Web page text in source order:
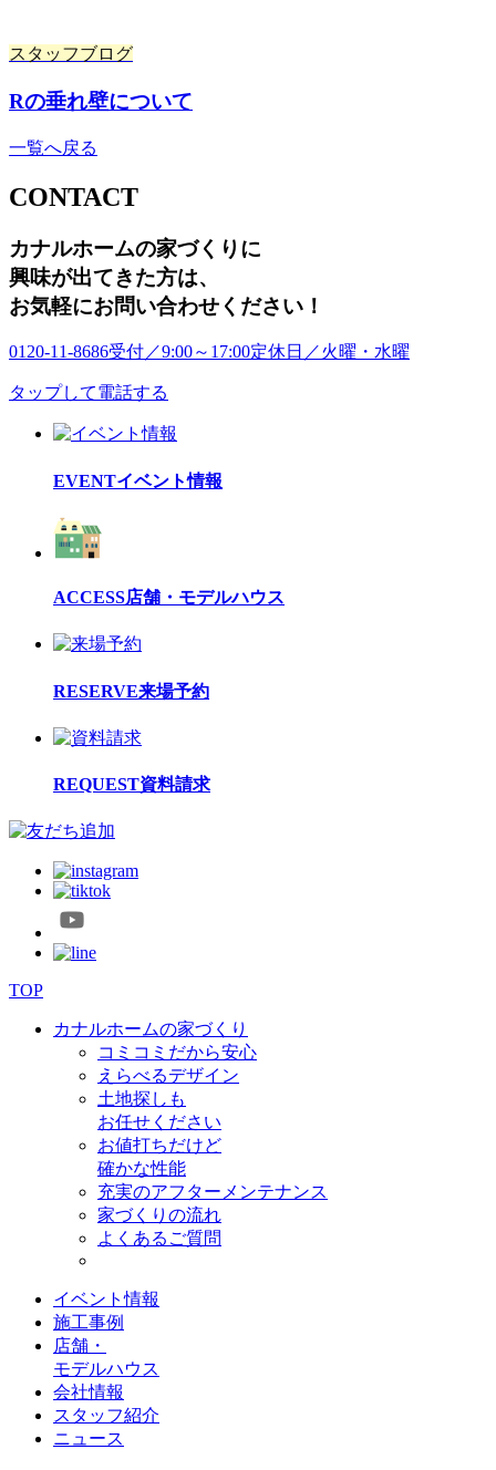
スタッフブログ
Rの垂れ壁について
一覧へ戻る
CONTACT
カナルホームの家づくりに
興味が出てきた方は、
お気軽にお問い合わせください！
0120-11-8686受付／9:00～17:00定休日／火曜・水曜
タップして電話する
EVENTイベント情報
ACCESS店舗・モデルハウス
RESERVE来場予約
REQUEST資料請求
TOP
カナルホームの家づくり
コミコミだから安心
えらべるデザイン
土地探しも
お任せください
お値打ちだけど
確かな性能
充実のアフターメンテナンス
家づくりの流れ
よくあるご質問
イベント情報
施工事例
店舗・
モデルハウス
会社情報
スタッフ紹介
ニュース